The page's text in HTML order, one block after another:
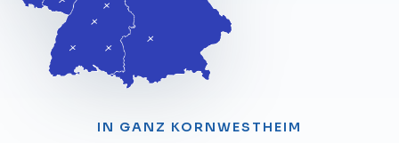
IN GANZ KORNWESTHEIM